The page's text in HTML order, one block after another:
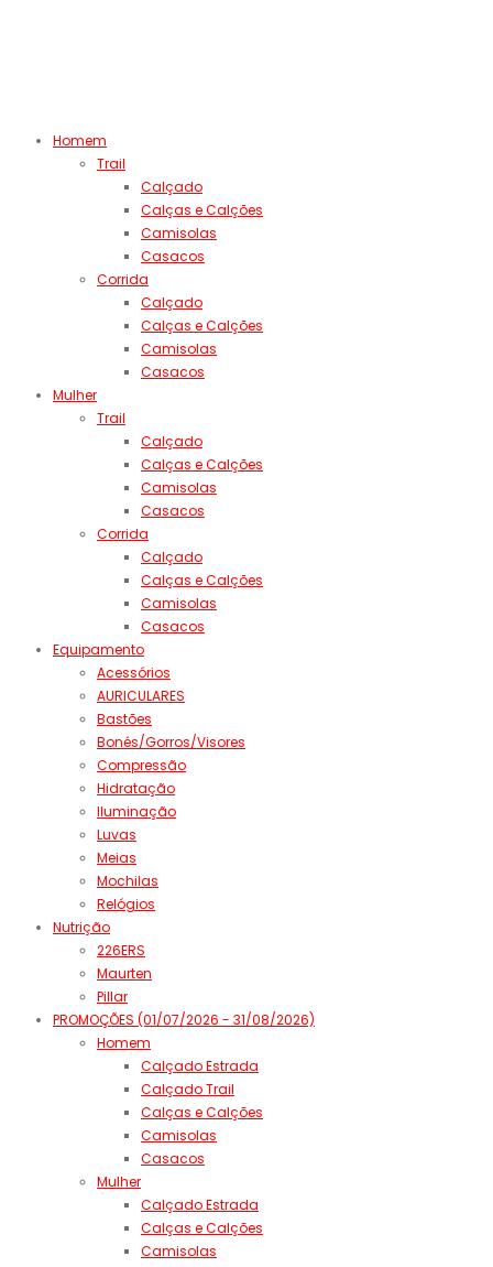
Homem
Trail
Calçado
Calças e Calções
Camisolas
Casacos
Corrida
Calçado
Calças e Calções
Camisolas
Casacos
Mulher
Trail
Calçado
Calças e Calções
Camisolas
Casacos
Corrida
Calçado
Calças e Calções
Camisolas
Casacos
Equipamento
Acessórios
AURICULARES
Bastões
Bonés/Gorros/Visores
Compressão
Hidratação
Iluminação
Luvas
Meias
Mochilas
Relógios
Nutrição
226ERS
Maurten
Pillar
PROMOÇÕES (01/07/2026 - 31/08/2026)
Homem
Calçado Estrada
Calçado Trail
Calças e Calções
Camisolas
Casacos
Mulher
Calçado Estrada
Calças e Calções
Camisolas